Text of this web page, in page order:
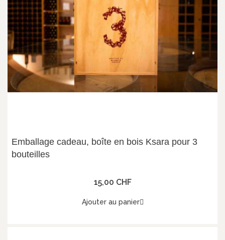
Emballage cadeau, boîte en bois Ksara pour 3
bouteilles
15,00 CHF
Ajouter au panier